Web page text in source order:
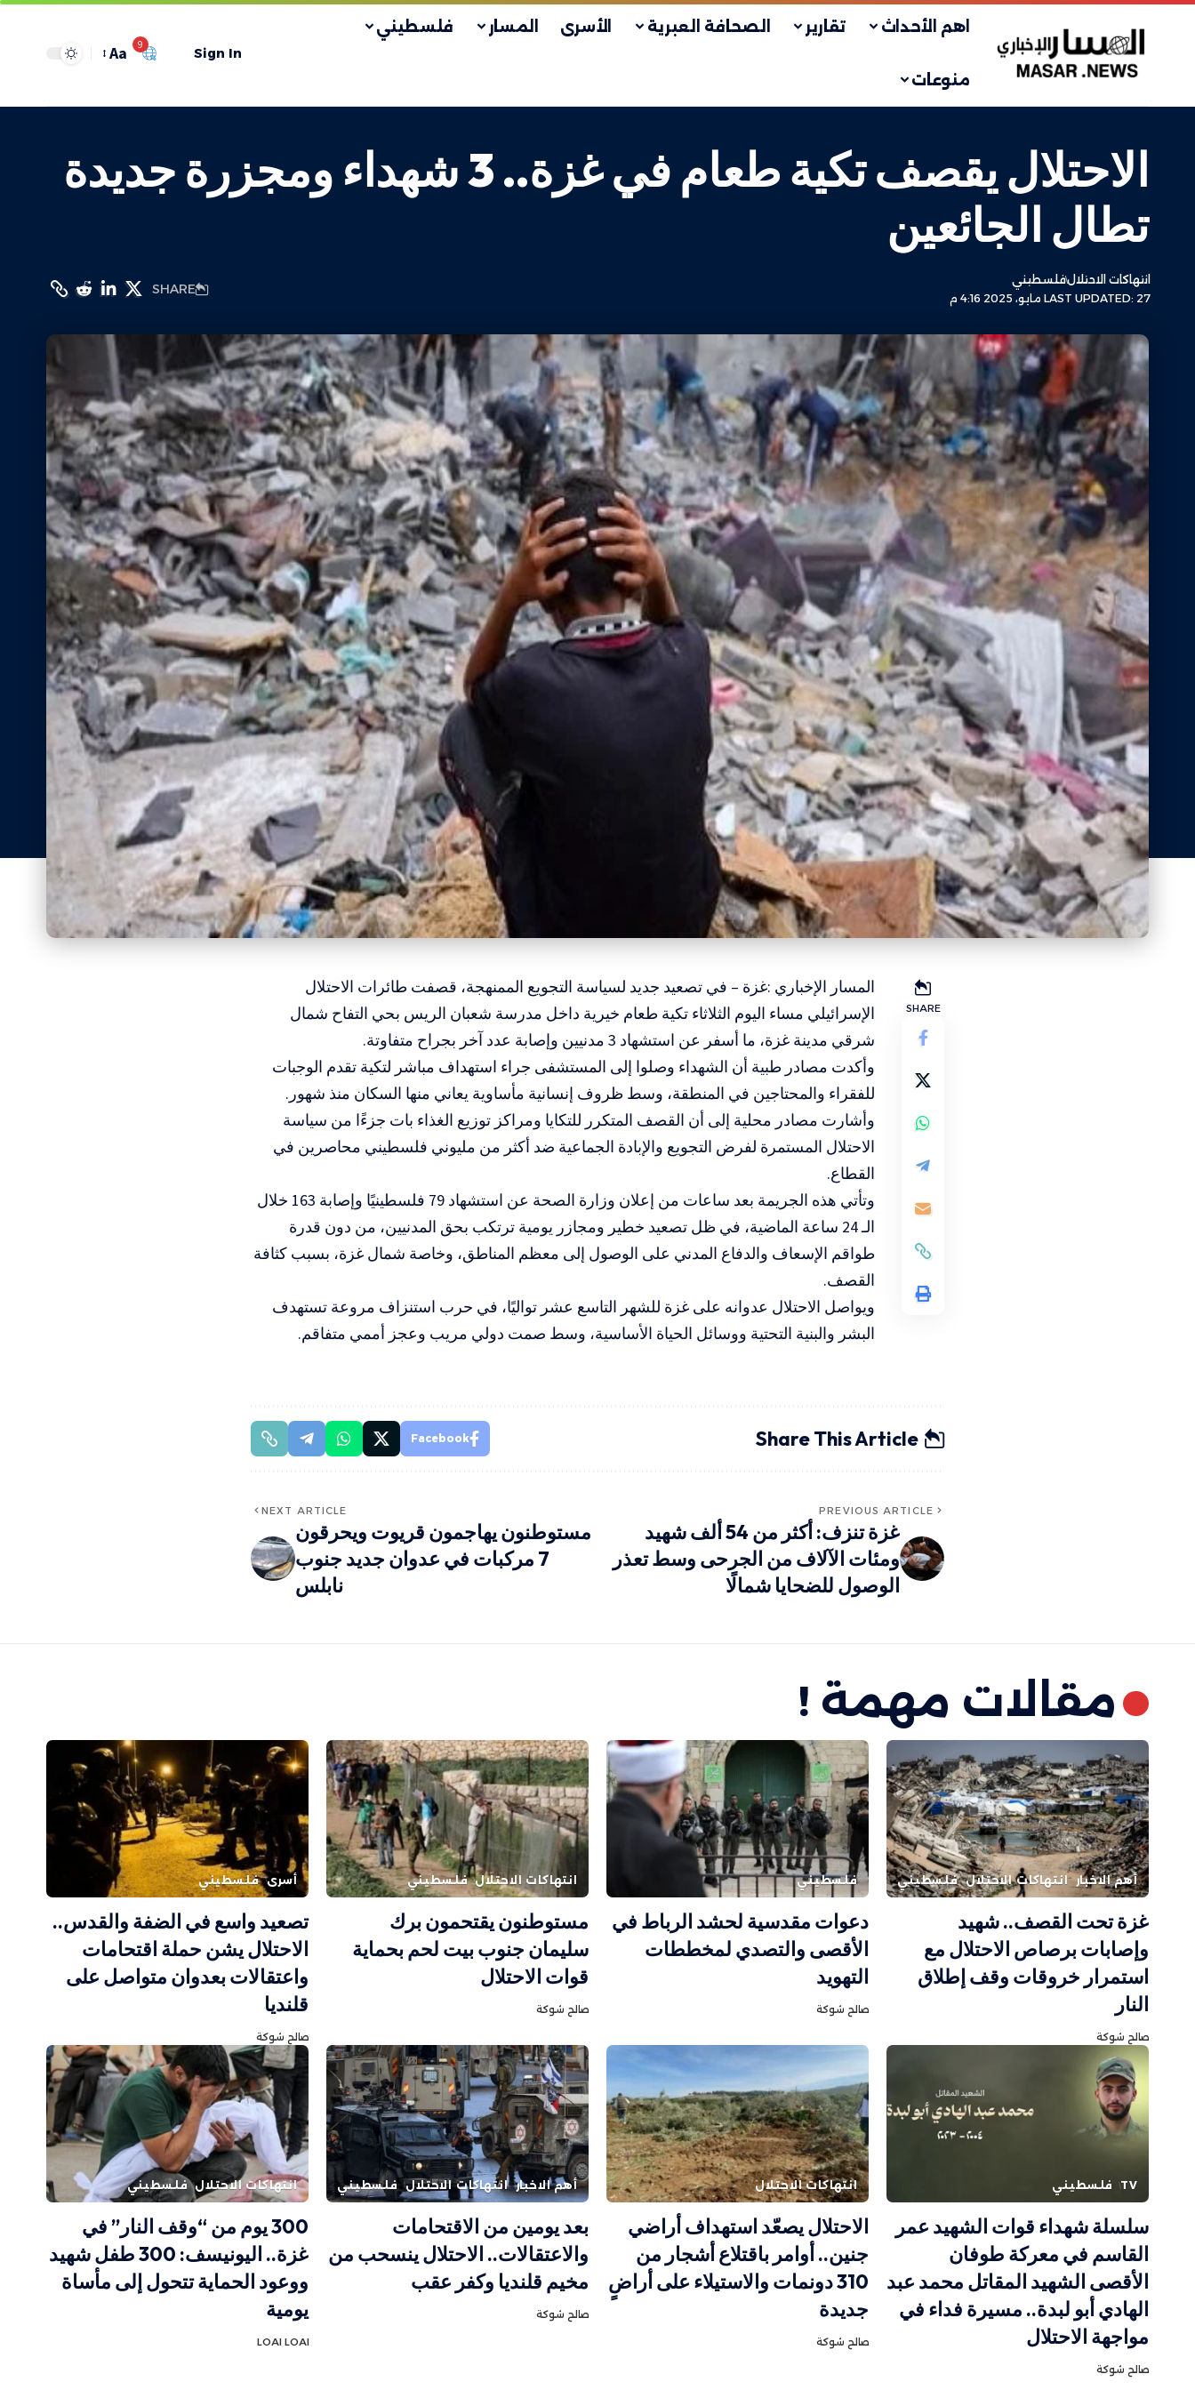
اهم الأحداث تقارير الصحافة العبرية الأسرى المسار فلسطيني
منوعات
Sign In
9
Aa
الاحتلال يقصف تكية طعام في غزة.. 3 شهداء ومجزرة جديدة
تطال الجائعين
LAST UPDATED: 27 مايو، 2025 4:16 م
انتهاكات الاحتلالفلسطيني
SHARE
SHARE
المسار الإخباري :غزة – في تصعيد جديد لسياسة التجويع الممنهجة، قصفت طائرات الاحتلال
الإسرائيلي مساء اليوم الثلاثاء تكية طعام خيرية داخل مدرسة شعبان الريس بحي التفاح شمال
شرقي مدينة غزة، ما أسفر عن استشهاد 3 مدنيين وإصابة عدد آخر بجراح متفاوتة.
وأكدت مصادر طبية أن الشهداء وصلوا إلى المستشفى جراء استهداف مباشر لتكية تقدم الوجبات
للفقراء والمحتاجين في المنطقة، وسط ظروف إنسانية مأساوية يعاني منها السكان منذ شهور.
وأشارت مصادر محلية إلى أن القصف المتكرر للتكايا ومراكز توزيع الغذاء بات جزءًا من سياسة
الاحتلال المستمرة لفرض التجويع والإبادة الجماعية ضد أكثر من مليوني فلسطيني محاصرين في
القطاع.
وتأتي هذه الجريمة بعد ساعات من إعلان وزارة الصحة عن استشهاد 79 فلسطينيًا وإصابة 163 خلال
الـ 24 ساعة الماضية، في ظل تصعيد خطير ومجازر يومية ترتكب بحق المدنيين، من دون قدرة
طواقم الإسعاف والدفاع المدني على الوصول إلى معظم المناطق، وخاصة شمال غزة، بسبب كثافة
القصف.
ويواصل الاحتلال عدوانه على غزة للشهر التاسع عشر تواليًا، في حرب استنزاف مروعة تستهدف
البشر والبنية التحتية ووسائل الحياة الأساسية، وسط صمت دولي مريب وعجز أممي متفاقم.
Share This Article
Facebook
PREVIOUS ARTICLE
غزة تنزف: أكثر من 54 ألف شهيد
ومئات الآلاف من الجرحى وسط تعذر
الوصول للضحايا شمالًا
NEXT ARTICLE
مستوطنون يهاجمون قريوت ويحرقون
7 مركبات في عدوان جديد جنوب
نابلس
مقالات مهمة !
أهم الاخبار انتهاكات الاحتلال فلسطيني
غزة تحت القصف.. شهيد
وإصابات برصاص الاحتلال مع
استمرار خروقات وقف إطلاق
النار
صالح شوكة
فلسطيني
دعوات مقدسية لحشد الرباط في
الأقصى والتصدي لمخططات
التهويد
صالح شوكة
انتهاكات الاحتلال فلسطيني
مستوطنون يقتحمون برك
سليمان جنوب بيت لحم بحماية
قوات الاحتلال
صالح شوكة
أسرى فلسطيني
تصعيد واسع في الضفة والقدس..
الاحتلال يشن حملة اقتحامات
واعتقالات بعدوان متواصل على
قلنديا
صالح شوكة
TV فلسطيني
سلسلة شهداء قوات الشهيد عمر
القاسم في معركة طوفان
الأقصى الشهيد المقاتل محمد عبد
الهادي أبو لبدة.. مسيرة فداء في
مواجهة الاحتلال
صالح شوكة
انتهاكات الاحتلال
الاحتلال يصعّد استهداف أراضي
جنين.. أوامر باقتلاع أشجار من
310 دونمات والاستيلاء على أراضٍ
جديدة
صالح شوكة
أهم الاخبار انتهاكات الاحتلال فلسطيني
بعد يومين من الاقتحامات
والاعتقالات.. الاحتلال ينسحب من
مخيم قلنديا وكفر عقب
صالح شوكة
انتهاكات الاحتلال فلسطيني
300 يوم من “وقف النار” في
غزة.. اليونيسف: 300 طفل شهيد
ووعود الحماية تتحول إلى مأساة
يومية
LOAI LOAI